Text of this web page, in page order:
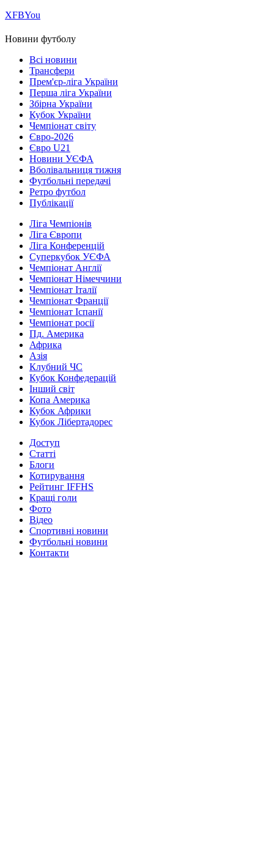
ХFBYou
Новини футболу
Всі новини
Трансфери
Прем'єр-ліга України
Перша ліга України
Збірна України
Кубок України
Чемпіонат світу
Євро-2026
Євро U21
Новини УЄФА
Вболівальниця тижня
Футбольні передачі
Ретро футбол
Публікації
Ліга Чемпіонів
Ліга Європи
Ліга Конференцій
Суперкубок УЄФА
Чемпіонат Англії
Чемпіонат Німеччини
Чемпіонат Італії
Чемпіонат Франції
Чемпіонат Іспанії
Чемпіонат росії
Пд. Америка
Африка
Азія
Клубний ЧС
Кубок Конфедерацій
Інший світ
Копа Америка
Кубок Африки
Кубок Лібертадорес
Доступ
Статті
Блоги
Котирування
Рейтинг IFFHS
Кращі голи
Фото
Відео
Спортивні новини
Футбольні новини
Контакти